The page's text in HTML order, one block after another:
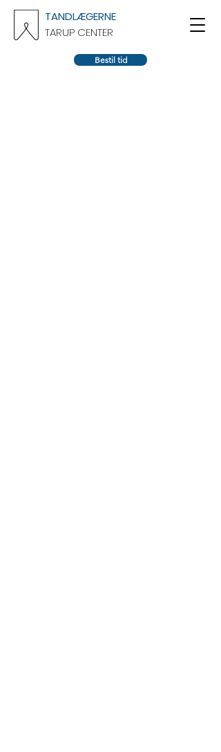
Bestil tid
TANDLÆGERNE
TARUP CENTER